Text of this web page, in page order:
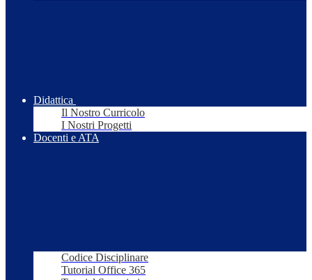
Didattica
Il Nostro Curricolo
I Nostri Progetti
Docenti e ATA
Codice Disciplinare
Tutorial Office 365